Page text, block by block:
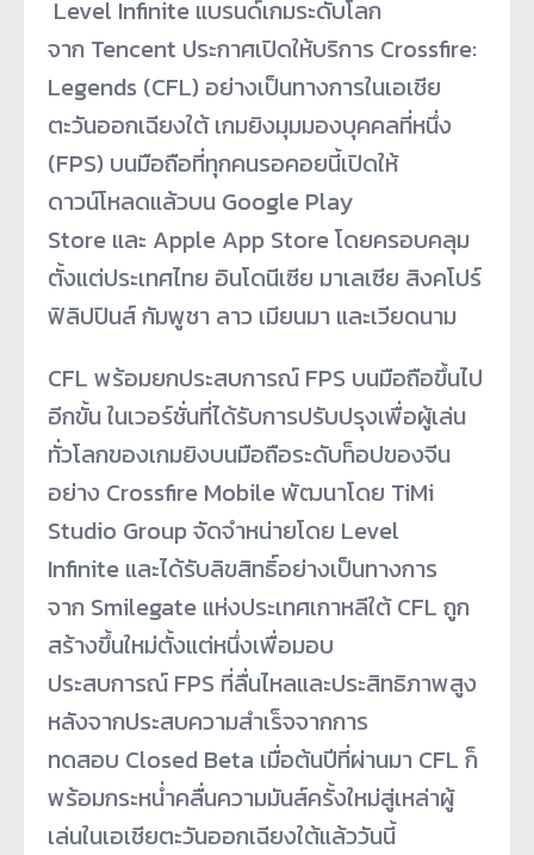
Level Infinite แบรนด์เกมระดับโลก
จาก Tencent ประกาศเปิดให้บริการ Crossfire:
Legends (CFL) อย่างเป็นทางการในเอเชีย
ตะวันออกเฉียงใต้ เกมยิงมุมมองบุคคลที่หนึ่ง
(FPS) บนมือถือที่ทุกคนรอคอยนี้เปิดให้
ดาวน์โหลดแล้วบน Google Play
Store และ Apple App Store โดยครอบคลุม
ตั้งแต่ประเทศไทย อินโดนีเซีย มาเลเซีย สิงคโปร์
ฟิลิปปินส์ กัมพูชา ลาว เมียนมา และเวียดนาม
CFL พร้อมยกประสบการณ์ FPS บนมือถือขึ้นไป
อีกขั้น ในเวอร์ชั่นที่ได้รับการปรับปรุงเพื่อผู้เล่น
ทั่วโลกของเกมยิงบนมือถือระดับท็อปของจีน
อย่าง Crossfire Mobile พัฒนาโดย TiMi
Studio Group จัดจำหน่ายโดย Level
Infinite และได้รับลิขสิทธิ์อย่างเป็นทางการ
จาก Smilegate แห่งประเทศเกาหลีใต้ CFL ถูก
สร้างขึ้นใหม่ตั้งแต่หนึ่งเพื่อมอบ
ประสบการณ์ FPS ที่ลื่นไหลและประสิทธิภาพสูง
หลังจากประสบความสำเร็จจากการ
ทดสอบ Closed Beta เมื่อต้นปีที่ผ่านมา CFL ก็
พร้อมกระหน่ำคลื่นความมันส์ครั้งใหม่สู่เหล่าผู้
เล่นในเอเชียตะวันออกเฉียงใต้แล้ววันนี้